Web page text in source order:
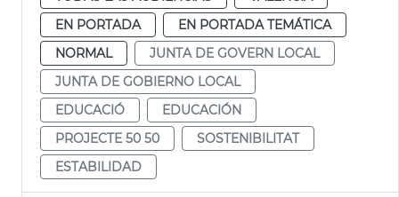
EN PORTADA
EN PORTADA TEMÁTICA
NORMAL
JUNTA DE GOVERN LOCAL
JUNTA DE GOBIERNO LOCAL
EDUCACIÓ
EDUCACIÓN
PROJECTE 50 50
SOSTENIBILITAT
ESTABILIDAD